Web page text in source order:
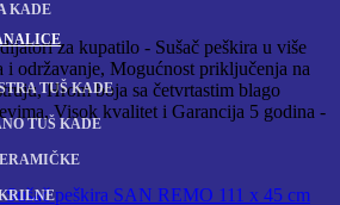
KADE
TUŠ KADE
TUŠ KADE
za kupatilo - Sušač peškira u više
i održavanje, Mogućnost priključenja na
Hrom boja sa četvrtastim blago
Visok kvalitet i Garancija 5 godina -